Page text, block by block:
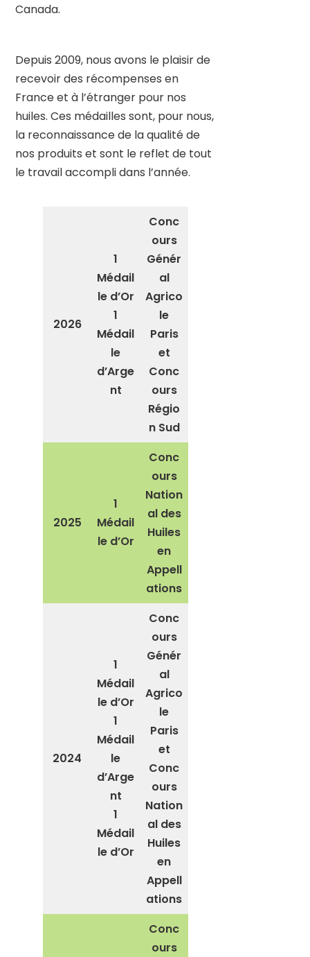
Canada.
Depuis 2009, nous avons le plaisir de
recevoir des récompenses en
France et à l’étranger pour nos
huiles. Ces médailles sont, pour nous,
la reconnaissance de la qualité de
nos produits et sont le reflet de tout
le travail accompli dans l’année.
2026
1
Médail
le d’Or
1
Médail
le
d’Arge
nt
Conc
ours
Génér
al
Agrico
le
Paris
et
Conc
ours
Régio
n Sud
2025
1
Médail
le d’Or
Conc
ours
Nation
al des
Huiles
en
Appell
ations
2024
1
Médail
le d’Or
1
Médail
le
d’Arge
nt
1
Médail
le d’Or
Conc
ours
Génér
al
Agrico
le
Paris
et
Conc
ours
Nation
al des
Huiles
en
Appell
ations
Conc
ours